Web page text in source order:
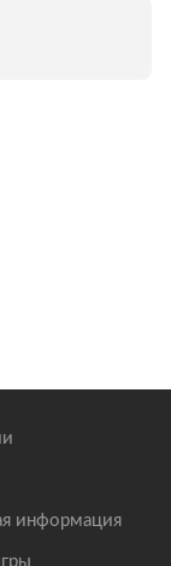
информация